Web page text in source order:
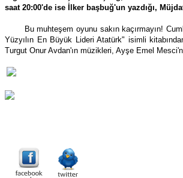
saat 20:00'de ise İlker başbuğ'un yazdığı,
Bu muhteşem oyunu sakın kaçırmayın!
Yüzyılın En Büyük Lideri Atatürk" isimli
Turgut Onur Avdan'ın müzikleri, Ayşe Emel